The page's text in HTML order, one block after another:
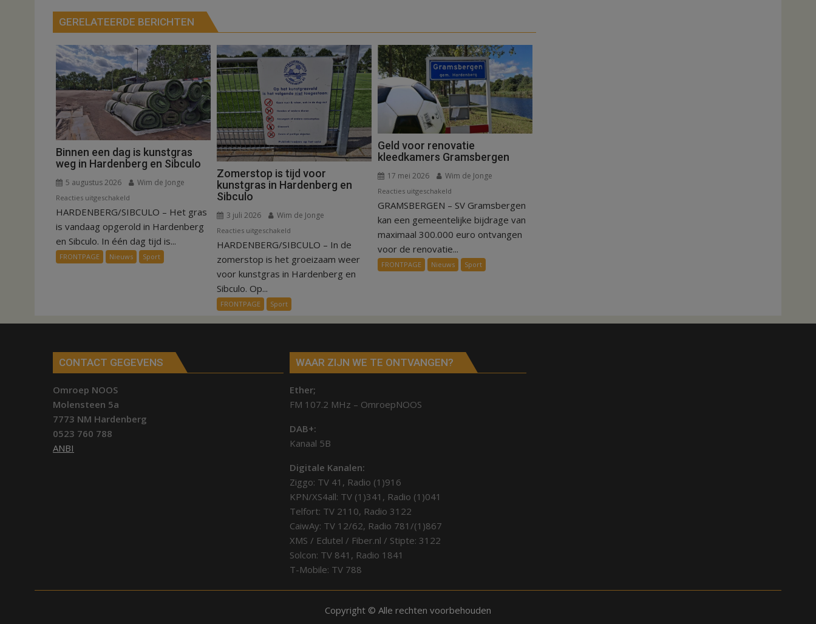
GERELATEERDE BERICHTEN
Binnen een dag is kunstgras
weg in Hardenberg en Sibculo
5 augustus 2026 Wim de Jonge
Reacties uitgeschakeld
Binnen
een
dag
is
kunstgras
HARDENBERG/SIBCULO – Het gras
is vandaag opgerold in Hardenberg
en Sibculo. In één dag tijd is...
FRONTPAGE Nieuws Sport
Zomerstop is tijd voor
kunstgras in Hardenberg en
Sibculo
3 juli 2026 Wim de Jonge
Reacties uitgeschakeld
Zomerstop
is
tijd
kunstgras
in
Hardenberg
HARDENBERG/SIBCULO – In de
zomerstop is het groeizaam weer
voor kunstgras in Hardenberg en
Sibculo. Op...
FRONTPAGE Sport
Geld voor renovatie
kleedkamers Gramsbergen
17 mei 2026 Wim de Jonge
Reacties uitgeschakeld
Geld
voor
renovatie
Gramsbergen
GRAMSBERGEN – SV Gramsbergen
kan een gemeentelijke bijdrage van
maximaal 300.000 euro ontvangen
voor de renovatie...
FRONTPAGE Nieuws Sport
CONTACT GEGEVENS
Omroep NOOS
Molensteen 5a
7773 NM Hardenberg
0523 760 788
ANBI
WAAR ZIJN WE TE ONTVANGEN?
Ether;
FM 107.2 MHz – OmroepNOOS
DAB+:
Kanaal 5B
Digitale Kanalen:
Ziggo: TV 41, Radio (1)916
KPN/XS4all: TV (1)341, Radio (1)041
Telfort: TV 2110, Radio 3122
CaiwAy: TV 12/62, Radio 781/(1)867
XMS / Edutel / Fiber.nl / Stipte: 3122
Solcon: TV 841, Radio 1841
T-Mobile: TV 788
Copyright © Alle rechten voorbehouden